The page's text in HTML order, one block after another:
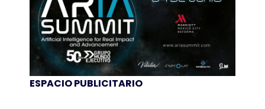
ESPACIO PUBLICITARIO